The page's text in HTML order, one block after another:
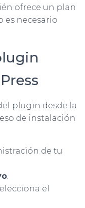
ofrece un plan
es necesario
plugin desde la
de instalación
de tu
el